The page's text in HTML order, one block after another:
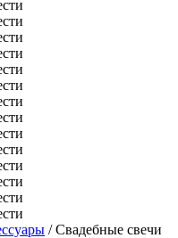
/ Свадебные свечи